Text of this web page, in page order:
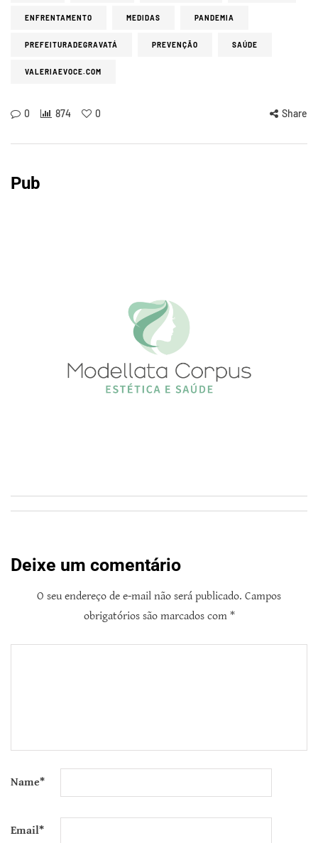
ENFRENTAMENTO MEDIDAS PANDEMIA
PREFEITURADEGRAVATÁ PREVENÇÃO SAÚDE
VALERIAEVOCE.COM
0 874 0 Share
Pub
Deixe um comentário
O seu endereço de e-mail não será publicado. Campos
obrigatórios são marcados com *
Name*
Email*